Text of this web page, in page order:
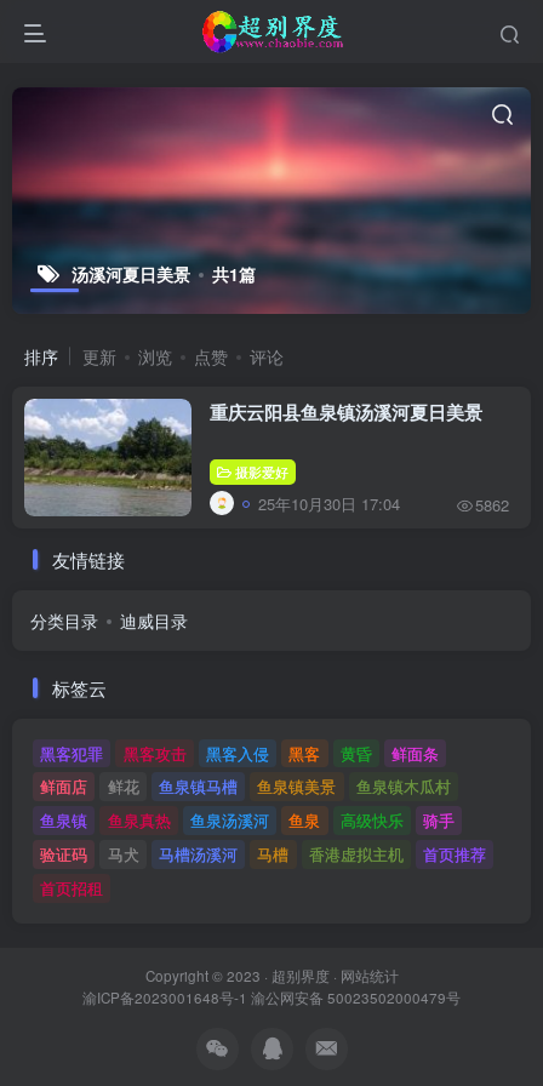
汤溪河夏日美景 共1篇
排序 更新 浏览 点赞 评论
重庆云阳县鱼泉镇汤溪河夏日美景
摄影爱好
25年10月30日 17:04 5862
友情链接
分类目录 迪威目录
标签云
黑客犯罪 黑客攻击 黑客入侵 黑客 黄昏
鲜面条
鲜面店
鲜花 鱼泉镇马槽 鱼泉镇美景
鱼泉镇木瓜村
鱼泉镇
鱼泉真热 鱼泉汤溪河 鱼泉 高级快乐
骑手
验证码
马犬 马槽汤溪河 马槽 香港虚拟主机
首页推荐
首页招租
Copyright © 2023 · 超别界度· 网站统计
渝ICP备2023001648号-1 渝公网安备 50023502000479号